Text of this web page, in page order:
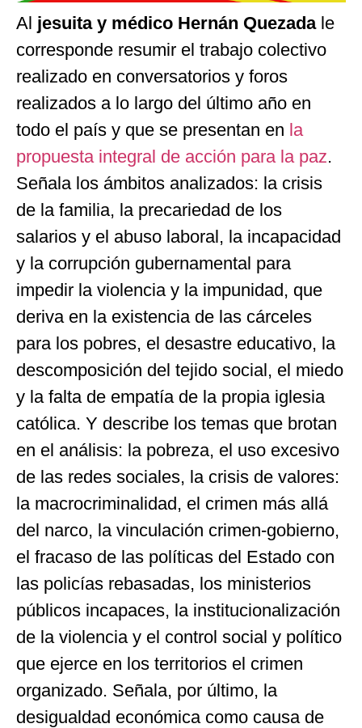
Al jesuita y médico Hernán Quezadale
corresponde resumir el trabajo colectivo
realizado en conversatorios y foros
realizados a lo largo del último año en
todo el país y que se presentan en la
propuesta integral de acción para la paz.
Señala los ámbitos analizados: la crisis
de la familia, la precariedad de los
salarios y el abuso laboral, la incapacidad
y la corrupción gubernamental para
impedir la violencia y la impunidad, que
deriva en la existencia de las cárceles
para los pobres, el desastre educativo, la
descomposición del tejido social, el miedo
y la falta de empatía de la propia iglesia
católica. Y describe los temas que brotan
en el análisis: la pobreza, el uso excesivo
de las redes sociales, la crisis de valores:
la macrocriminalidad, el crimen más allá
del narco, la vinculación crimen-gobierno,
el fracaso de las políticas del Estado con
las policías rebasadas, los ministerios
públicos incapaces, la institucionalización
de la violencia y el control social y político
que ejerce en los territorios el crimen
organizado. Señala, por último, la
desigualdad económica como causa de